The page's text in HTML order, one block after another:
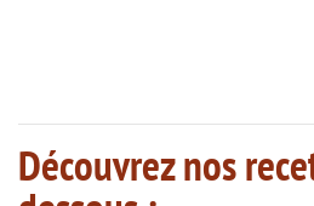
Découvrez nos